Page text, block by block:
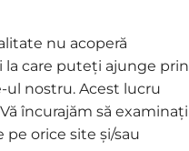
nu acoperă
la care puteți ajunge prin
ul nostru. Acest lucru
încurajăm să examinați
orice site și/sau